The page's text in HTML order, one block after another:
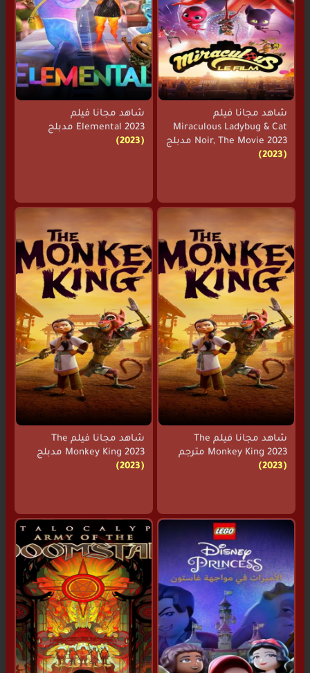
شاهد مجانا فيلم
Miraculous Ladybug & Cat
Noir, The Movie 2023 مدبلج
(2023)
شاهد مجانا فيلم
Elemental 2023 مدبلج
(2023)
شاهد مجانا فيلم The
Monkey King 2023 مترجم
(2023)
شاهد مجانا فيلم The
Monkey King 2023 مدبلج
(2023)